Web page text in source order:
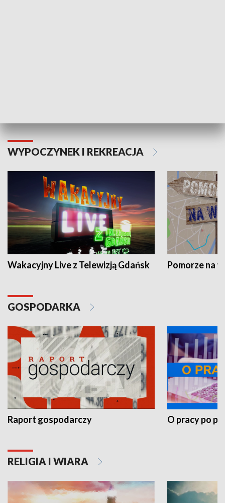
WYPOCZYNEK I REKREACJA
Wakacyjny Live z Telewizją Gdańsk Pomorze na
GOSPODARKA
Raport gospodarczy O pracy po
RELIGIA I WIARA